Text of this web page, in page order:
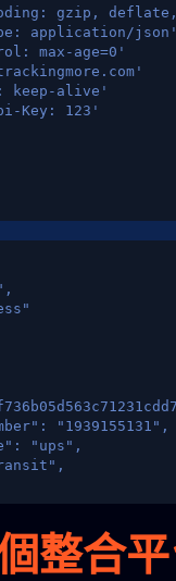
gzip,
application/json'
max-age=0'
keep-alive'
Key: 123'
"1939155131",
"ups",
"United
2,
整合